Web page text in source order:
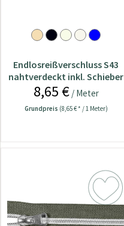
Endlosreißverschluss S43
nahtverdeckt inkl. Schieber
braun
8,65 €/ Meter
Grundpreis (8,65 € * / 1 Meter)